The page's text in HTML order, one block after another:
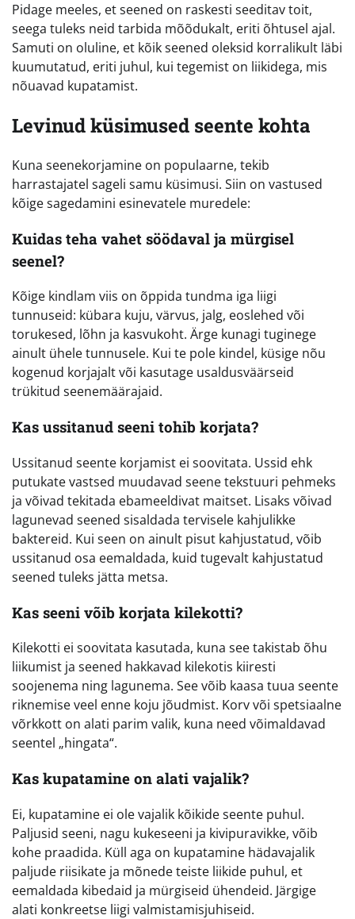
Pidage meeles, et seened on raskesti seeditav toit,
seega tuleks neid tarbida mõõdukalt, eriti õhtusel ajal.
Samuti on oluline, et kõik seened oleksid korralikult läbi
kuumutatud, eriti juhul, kui tegemist on liikidega, mis
nõuavad kupatamist.
Levinud küsimused seente kohta
Kuna seenekorjamine on populaarne, tekib
harrastajatel sageli samu küsimusi. Siin on vastused
kõige sagedamini esinevatele muredele:
Kuidas teha vahet söödaval ja mürgisel
seenel?
Kõige kindlam viis on õppida tundma iga liigi
tunnuseid: kübara kuju, värvus, jalg, eoslehed või
torukesed, lõhn ja kasvukoht. Ärge kunagi tuginege
ainult ühele tunnusele. Kui te pole kindel, küsige nõu
kogenud korjajalt või kasutage usaldusväärseid
trükitud seenemäärajaid.
Kas ussitanud seeni tohib korjata?
Ussitanud seente korjamist ei soovitata. Ussid ehk
putukate vastsed muudavad seene tekstuuri pehmeks
ja võivad tekitada ebameeldivat maitset. Lisaks võivad
lagunevad seened sisaldada tervisele kahjulikke
baktereid. Kui seen on ainult pisut kahjustatud, võib
ussitanud osa eemaldada, kuid tugevalt kahjustatud
seened tuleks jätta metsa.
Kas seeni võib korjata kilekotti?
Kilekotti ei soovitata kasutada, kuna see takistab õhu
liikumist ja seened hakkavad kilekotis kiiresti
soojenema ning lagunema. See võib kaasa tuua seente
riknemise veel enne koju jõudmist. Korv või spetsiaalne
võrkkott on alati parim valik, kuna need võimaldavad
seentel „hingata“.
Kas kupatamine on alati vajalik?
Ei, kupatamine ei ole vajalik kõikide seente puhul.
Paljusid seeni, nagu kukeseeni ja kivipuravikke, võib
kohe praadida. Küll aga on kupatamine hädavajalik
paljude riisikate ja mõnede teiste liikide puhul, et
eemaldada kibedaid ja mürgiseid ühendeid. Järgige
alati konkreetse liigi valmistamisjuhiseid.